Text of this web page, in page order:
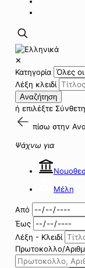
✕
Κατηγορία
Λέξη κλειδί
Αναζήτηση
ή επιλέξτε
πίσω στην
Ψάχνω για
Μέλη
Από
Έως
Λέξη - Κλειδί
Πρωτοκολλο/